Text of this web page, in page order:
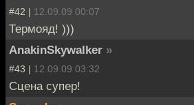
#42 | 12.09.09 00:07
Термояд! )))
AnakinSkywalker »
#43 | 12.09.09 03:32
Сцена супер!